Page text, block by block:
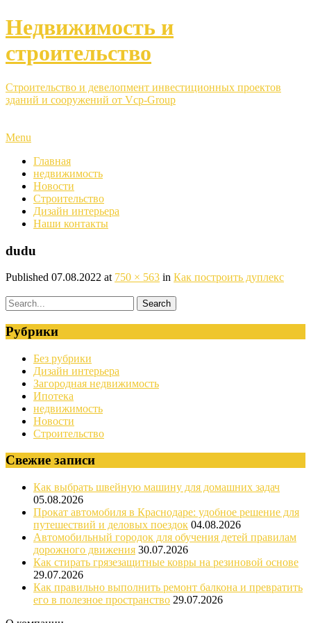
Недвижимость и
строительство
Строительство и девелопмент инвестиционных проектов
зданий и сооружений от Vcp-Group
Menu
Главная
недвижимость
Новости
Строительство
Дизайн интерьера
Наши контакты
dudu
Published 07.08.2022 at 750 × 563 in Как построить дуплекс
Рубрики
Без рубрики
Дизайн интерьера
Загородная недвижимость
Ипотека
недвижимость
Новости
Строительство
Свежие записи
Как выбрать швейную машину для домашних задач
05.08.2026
Прокат автомобиля в Краснодаре: удобное решение для
путешествий и деловых поездок 04.08.2026
Автомобильный городок для обучения детей правилам
дорожного движения 30.07.2026
Как стирать грязезащитные ковры на резиновой основе
29.07.2026
Как правильно выполнить ремонт балкона и превратить
его в полезное пространство 29.07.2026